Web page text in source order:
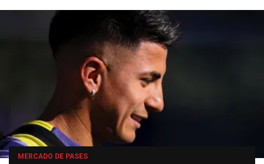
MERCADO DE PASES